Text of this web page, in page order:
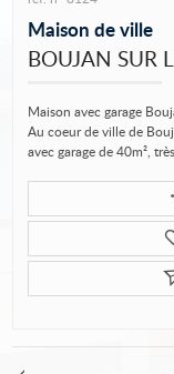
Vous vendez votre bien
Notre agence
Accès propriétaire
Maison de ville
BOUJAN SUR
Maison avec garage
Au coeur de ville de
avec garage de 40m²,